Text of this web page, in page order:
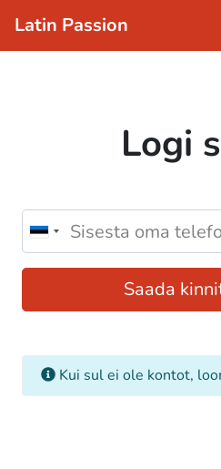
Latin Passion
Logi
Saada
Kui sul ei ole kontot,